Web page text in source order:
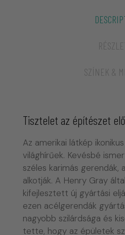
SZÍNEK &
Tisztelet az építészet
Az amerikai látkép
világhírűek. Kevésbé
széles karimás gerendák,
alkotják. A Henry Gray
kifejlesztett új gyártási
ezen acélgerendák
nagyobb szilárdsága és
tette, hogy az épületek